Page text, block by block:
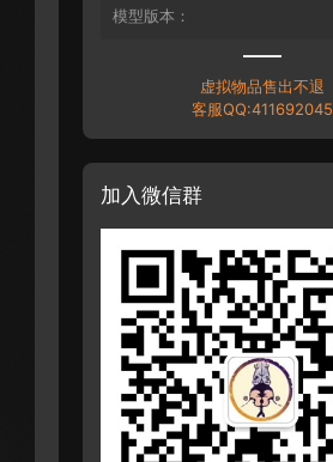
模型版本：
虚拟物品售出不退
客服QQ:411692045
加入微信群